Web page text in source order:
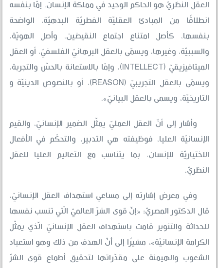
العقل النظريّ هو الحاكم الوحيد في مملكة الإنسان، إمّا بنفسه
انطلاقًا من المبادئ العقليّة الفطريّة البدهيّة، الواضحة
بنفسها، كأصل امتناع اجتماع النقيضين، وأصل الهويّة،
والسببيّة، وغيرها، ويسمّى بالعقل البرهانيّ الفلسفيّ، أو العقل
الميتافيزيقيّ (INTELLECT)، وإمّا بالاستعانة بالحسّ والتجربة،
ويسمّى بالعقل التجريبيّ (REASON)، أو بالنصوص الدينيّة و
التاريخيّة، ويسمى بالعقل البيانيّ».
وأشار إلى أنّ العقل العمليّ يمثّل الضمير الإنسانيّ، والقيم
الإنسانيّة العليا، فوظيفته هي التدبير، والتحكّم في الأفعال
الاختياريّة للإنسان، بما يتناسب مع التعاليم العليا للعقل
النظريّ.
وفي معرض إشارته إلى مساعي استهداف العقل الإنسانيّ،
قال الدكتور المصريّ: «إنّ قوى الشرّ العالميّ الّتي تنسب نفسها
للحداثة والتنوير قامت باستهداف العقل الإنسانيّ الّذي يمثّل
الكرامة الإنسانيّة»، مشيرًا إلى أنّ الهدف من ذلك وهو استعباد
الشعوب والهيمنة على مقدّراتها لتحقيق أطماع قوى الشرّ